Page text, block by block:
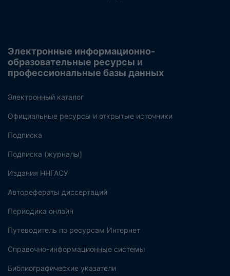
Электронные информационно-
образовательные ресурсы и
профессиональные базы данных
Электронный каталог
Официальные ресурсы и открытые источники
Подписка
Подписка (журналы)
Издания ННГАСУ
Авторефераты диссертаций
Периодика онлайн
Путеводитель по ресурсам Интернет
Справочно-информационные системы
Библиографические указатели